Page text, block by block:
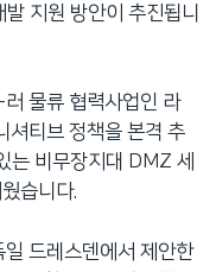
지원 방안이 추진됩니
물류 협력사업인 라
셔티브 정책을 본격 추
는 비무장지대 DMZ 세
습니다.
드레스덴에서 제안한